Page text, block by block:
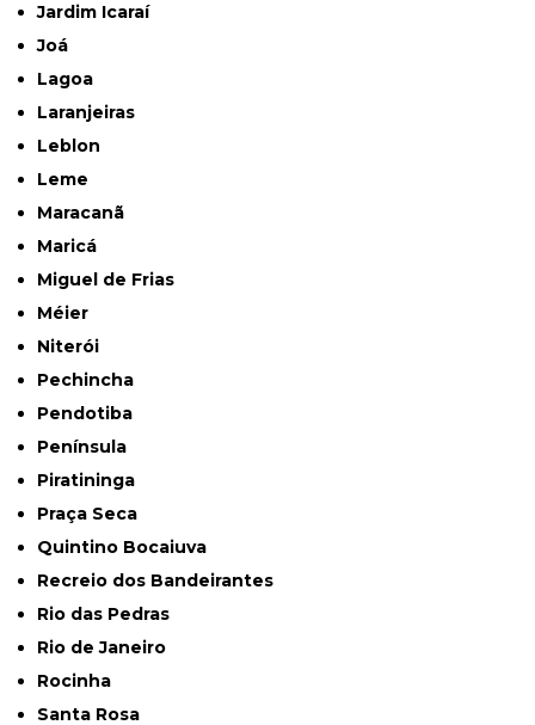
Jardim Icaraí
Joá
Lagoa
Laranjeiras
Leblon
Leme
Maracanã
Maricá
Miguel de Frias
Méier
Niterói
Pechincha
Pendotiba
Península
Piratininga
Praça Seca
Quintino Bocaiuva
Recreio dos Bandeirantes
Rio das Pedras
Rio de Janeiro
Rocinha
Santa Rosa